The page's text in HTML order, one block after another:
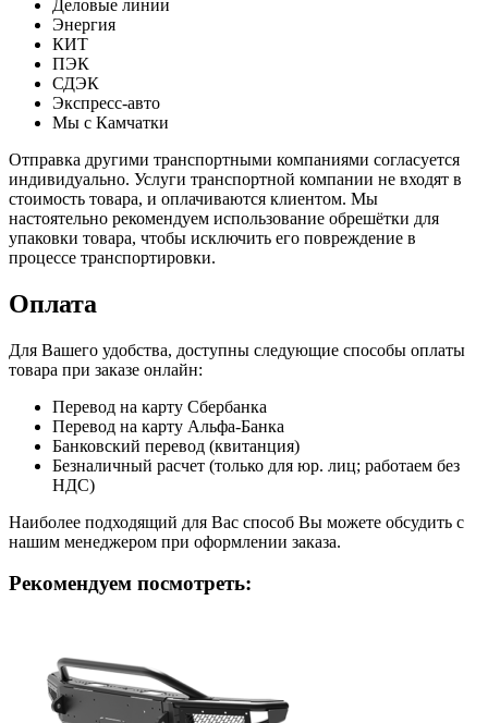
Деловые линии
Энергия
КИТ
ПЭК
СДЭК
Экспресс-авто
Мы с Камчатки
Отправка другими транспортными компаниями согласуется
индивидуально. Услуги транспортной компании не входят в
стоимость товара, и оплачиваются клиентом. Мы
настоятельно рекомендуем использование обрешётки для
упаковки товара, чтобы исключить его повреждение в
процессе транспортировки.
Оплата
Для Вашего удобства, доступны следующие способы оплаты
товара при заказе онлайн:
Перевод на карту Сбербанка
Перевод на карту Альфа-Банка
Банковский перевод (квитанция)
Безналичный расчет (только для юр. лиц; работаем без
НДС)
Наиболее подходящий для Вас способ Вы можете обсудить с
нашим менеджером при оформлении заказа.
Рекомендуем посмотреть: